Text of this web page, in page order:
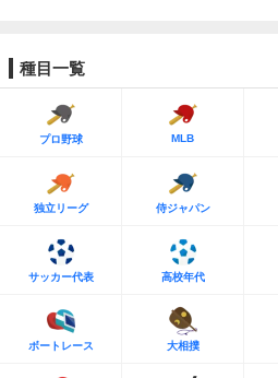
種目一覧
プロ野球 MLB
独立リーグ 侍ジャパン
サッカー代表 高校年代
ボートレース 大相撲